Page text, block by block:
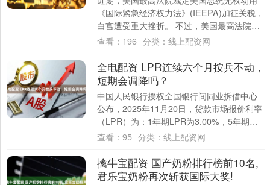
《国际紧急经济权力法》(IEEPA)加征关税，
白宫遭受重大挫折。 不过，美国最高法院将
退税问题留给了下级法院。 美国总统特....
查看： 196 分类： 线上配资网
全电配资 LPR连续六个月按兵不动，
短期会调降吗？
中国人民银行授权全国银行间同业拆借中心
公布，2025年11月20日，贷款市场报价利率
（LPR）为：1年期LPR为3.00%，5年期以
上LPR为3.50%。两个期....
查看： 95 分类： 线上配资网
擒牛宝配资 国产奶粉排行榜前10名,
君乐宝奶粉再次斩获国际大奖!